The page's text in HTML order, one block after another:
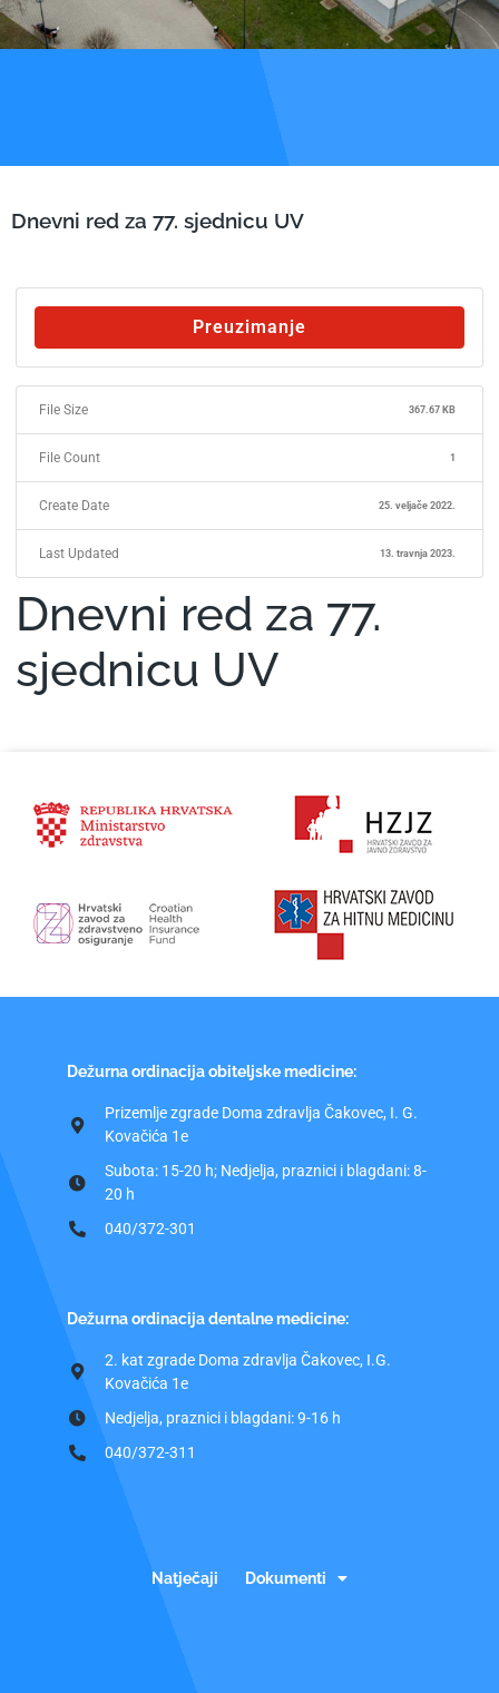
Dnevni red za 77. sjednicu UV
Preuzimanje
File Size 367.67 KB
File Count 1
Create Date 25. veljače 2022.
Last Updated 13. travnja 2023.
Dnevni red za 77.
sjednicu UV
Dežurna ordinacija obiteljske medicine:
Prizemlje zgrade Doma zdravlja Čakovec, I. G.
Kovačića 1e
Subota: 15-20 h; Nedjelja, praznici i blagdani: 8-
20 h
040/372-301
Dežurna ordinacija dentalne medicine:
2. kat zgrade Doma zdravlja Čakovec, I.G.
Kovačića 1e
Nedjelja, praznici i blagdani: 9-16 h
040/372-311
Natječaji Dokumenti